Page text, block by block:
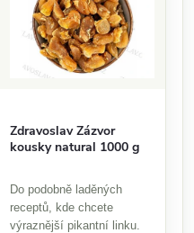
Zdravoslav Zázvor
kousky natural 1000 g
Do podobně laděných
receptů, kde chcete
výraznější pikantní linku.